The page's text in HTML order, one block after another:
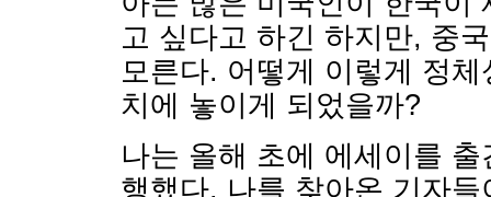
고 싶다고 하긴 하지만, 중
모른다. 어떻게 이렇게 정
치에 놓이게 되었을까?
나는 올해 초에 에세이를
행했다. 나를 찾아온 기자